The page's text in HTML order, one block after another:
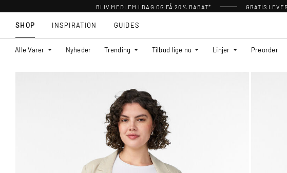
BLIV MEDLEM I DAG OG FÅ 20% RABAT* GRATIS
SHOP
Alle Varer Nyheder Trending Tilbud lige nu Linjer Preorder
INSPIRATION GUIDES